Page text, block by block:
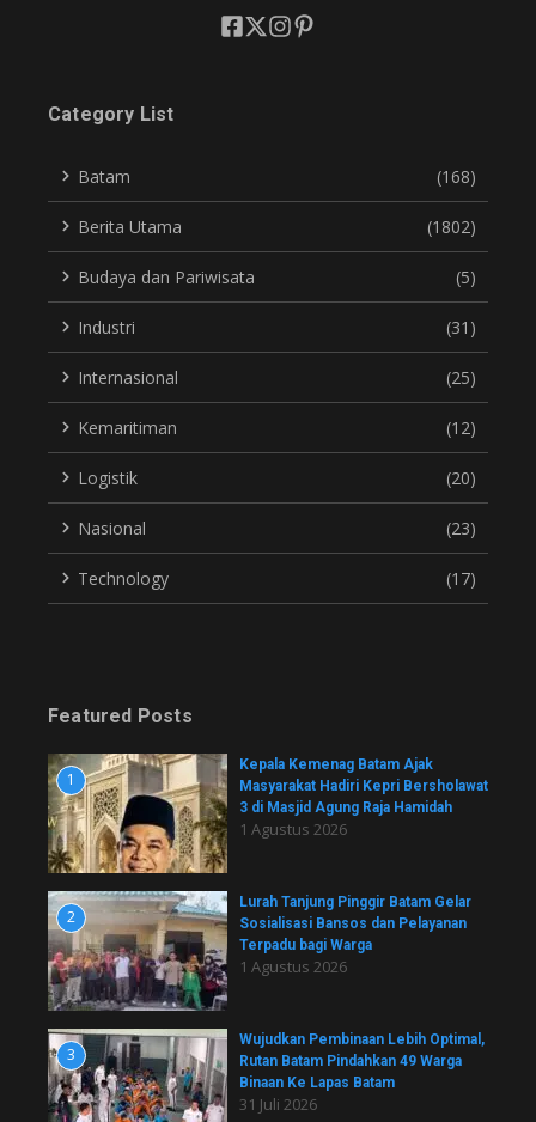
Category List
Batam (168)
Berita Utama (1802)
Budaya dan Pariwisata (5)
Industri (31)
Internasional (25)
Kemaritiman (12)
Logistik (20)
Nasional (23)
Technology (17)
Featured Posts
1
Kepala Kemenag Batam Ajak
Masyarakat Hadiri Kepri Bersholawat
3 di Masjid Agung Raja Hamidah
1 Agustus 2026
2
Lurah Tanjung Pinggir Batam Gelar
Sosialisasi Bansos dan Pelayanan
Terpadu bagi Warga
1 Agustus 2026
3
Wujudkan Pembinaan Lebih Optimal,
Rutan Batam Pindahkan 49 Warga
Binaan Ke Lapas Batam
31 Juli 2026